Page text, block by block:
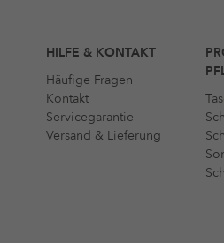
HILFE & KONTAKT
Häufige Fragen
Kontakt
Servicegarantie
Versand & Lieferung